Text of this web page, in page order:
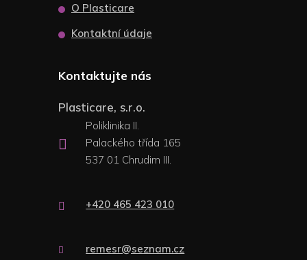
O Plasticare
Kontaktní údaje
Kontaktujte nás
Plasticare, s.r.o.
Poliklinika II.
Palackého třída 165
537 01 Chrudim III.
+420 465 423 010
remesr@seznam.cz